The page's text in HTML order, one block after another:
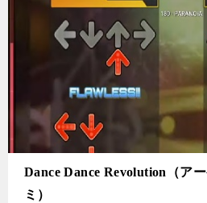
Dance Dance Revolution（ア
ミ）